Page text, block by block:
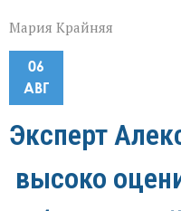
Мария Крайняя
06
АВГ
Эксперт
высоко